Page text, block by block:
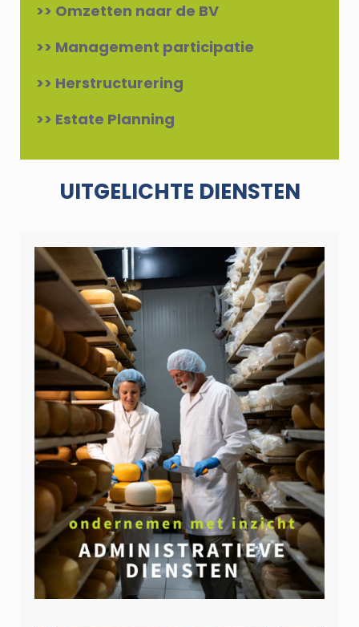
>> Omzetten naar de BV
>> Management participatie
>> Herstructurering
>> Estate Planning
UITGELICHTE DIENSTEN